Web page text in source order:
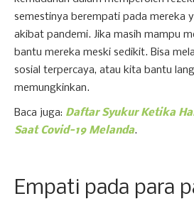
semestinya berempati pada mereka
akibat pandemi. Jika masih mampu
bantu mereka meski sedikit. Bisa
sosial terpercaya, atau kita bantu
memungkinkan.
Baca juga: Daftar Syukur Ketika
Saat Covid-19 Melanda.
Empati pada para